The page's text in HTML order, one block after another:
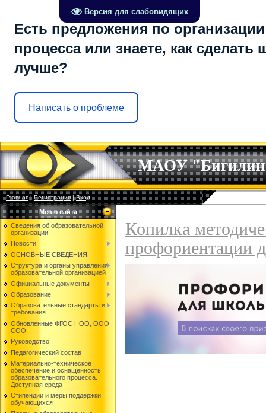
Версия для слабовидящих
Есть предложения по
процесса или знаете, как сделать
лучше?
Написать о проблеме
МАОУ
Главная|Регистрация|Вход
Меню сайта
Сведения об образовательной
организации
Новости
ОСНОВНЫЕ СВЕДЕНИЯ
Структура и органы управления
образовательной организацией
Официальные документы
Образование
Образовательные стандарты и
требования
Обновленные ФГОС НОО, ООО,
СОО
Руководство
Педагогический состав
Материально-техническое
обеспечение и оснащенность
образовательного процесса.
Доступная среда
Стипендии и меры поддержки
обучающихся
Копилка
профориентации